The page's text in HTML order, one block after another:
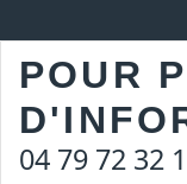
POUR
04 79 72 32